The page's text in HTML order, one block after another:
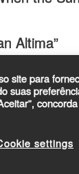
Altima”
&
site para
suas
settings